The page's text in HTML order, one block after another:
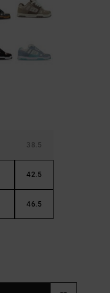
38.5
42.5
46.5